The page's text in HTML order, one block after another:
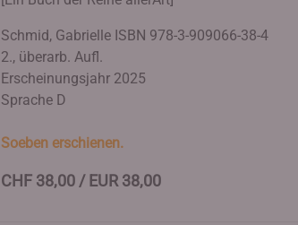
Schmid, Gabrielle ISBN 978-3-909066-38-4
2., überarb. Aufl.
Erscheinungsjahr 2025
Sprache D
Soeben erschienen.
CHF 38,00 / EUR 38,00